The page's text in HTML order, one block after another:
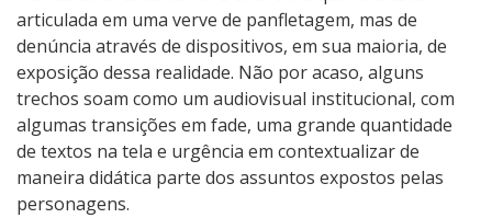
articulada em uma verve de panfletagem, mas de
denúncia através de dispositivos, em sua maioria, de
exposição dessa realidade. Não por acaso, alguns
trechos soam como um audiovisual institucional, com
algumas transições em fade, uma grande quantidade
de textos na tela e urgência em contextualizar de
maneira didática parte dos assuntos expostos pelas
personagens.